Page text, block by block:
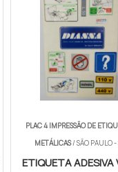
PLAC 4 IMPRESSÃO DE
METÁLICAS/ SÃO PAULO -
ETIQUETA ADESIVA